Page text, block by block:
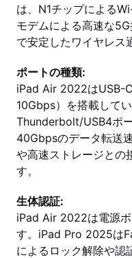
は、N1チップによる
モデムによる高速な
で安定したワイヤレス
ポートの種類:
iPad Air 2022はUSB-
10Gbps）を搭載して
Thunderbolt/USB4ポ
40Gbpsのデータ転送
や高速ストレージとの
す。
生体認証:
iPad Air 2022は電源
す。iPad Pro 2025は
によるロック解除や認